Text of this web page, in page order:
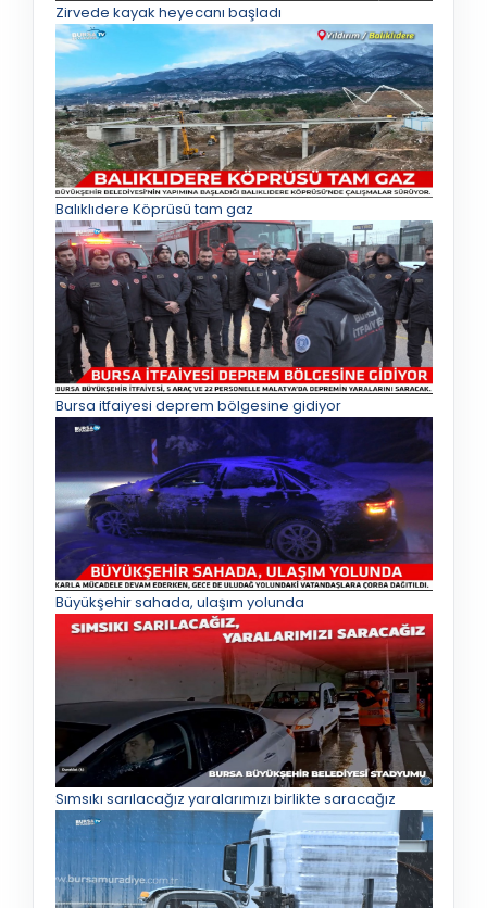
Zirvede kayak heyecanı başladı
Balıklıdere Köprüsü tam gaz
Bursa itfaiyesi deprem bölgesine gidiyor
Büyükşehir sahada, ulaşım yolunda
Sımsıkı sarılacağız yaralarımızı birlikte saracağız